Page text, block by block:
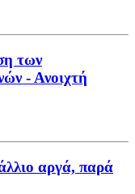
των
- Ανοιχτή
αργά, παρά